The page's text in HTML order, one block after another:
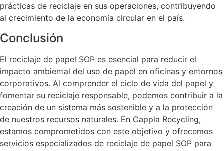
prácticas de reciclaje en sus operaciones, contribuyendo
al crecimiento de la economía circular en el país.
Conclusión
El reciclaje de papel SOP es esencial para reducir el
impacto ambiental del uso de papel en oficinas y entornos
corporativos. Al comprender el ciclo de vida del papel y
fomentar su reciclaje responsable, podemos contribuir a la
creación de un sistema más sostenible y a la protección
de nuestros recursos naturales. En Cappla Recycling,
estamos comprometidos con este objetivo y ofrecemos
servicios especializados de reciclaje de papel SOP para